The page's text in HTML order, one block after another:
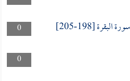
0
[198-205]
0